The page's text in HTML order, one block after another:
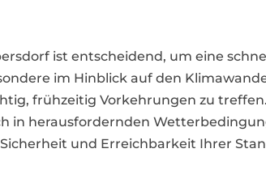
ist entscheidend, um eine
im Hinblick auf den
frühzeitig Vorkehrungen zu
in herausfordernden
und Erreichbarkeit Ihrer